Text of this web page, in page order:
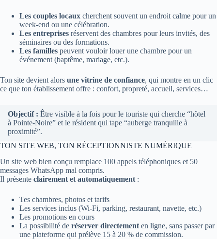
Les couples locaux cherchent souvent un endroit calme pour un
week-end ou une célébration.
Les entreprises réservent des chambres pour leurs invités, des
séminaires ou des formations.
Les familles peuvent vouloir louer une chambre pour un
événement (baptême, mariage, etc.).
Ton site devient alors une vitrine de confiance, qui montre en un clic
ce que ton établissement offre : confort, propreté, accueil, services…
Objectif : Être visible à la fois pour le touriste qui cherche “hôtel
à Pointe-Noire” et le résident qui tape “auberge tranquille à
proximité”.
TON SITE WEB, TON RÉCEPTIONNISTE NUMÉRIQUE
Un site web bien conçu remplace 100 appels téléphoniques et 50
messages WhatsApp mal compris.
Il présente clairement et automatiquement :
Tes chambres, photos et tarifs
Les services inclus (Wi-Fi, parking, restaurant, navette, etc.)
Les promotions en cours
La possibilité de réserver directement en ligne, sans passer par
une plateforme qui prélève 15 à 20 % de commission.